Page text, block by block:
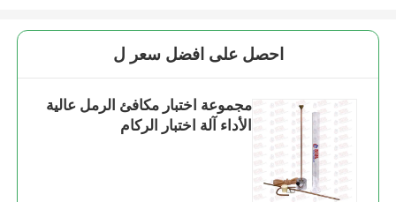
احصل على افضل سعر ل
مجموعة اختبار مكافئ الرمل عالية
الأداء آلة اختبار الركام